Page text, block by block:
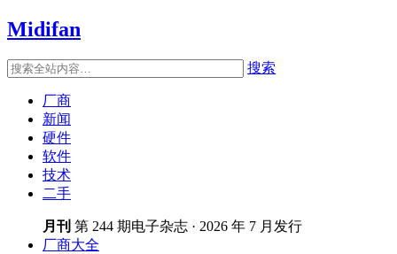
Midifan
搜索
厂商
新闻
硬件
软件
技术
二手
月刊 第 244 期电子杂志 · 2026 年 7 月发行
厂商大全